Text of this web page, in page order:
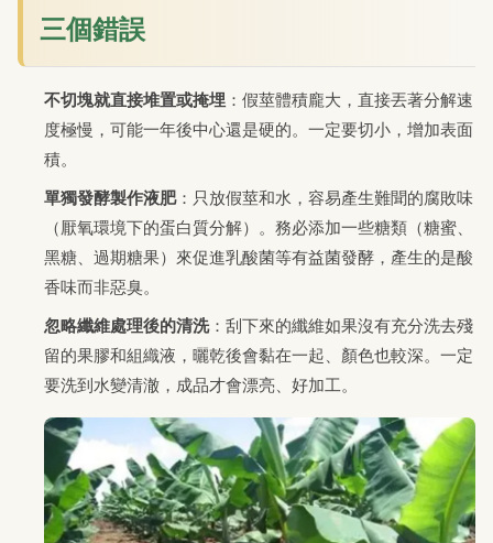
三個錯誤
不切塊就直接堆置或掩埋 ：假莖體積龐大，直接丟著分解速
度極慢，可能一年後中心還是硬的。一定要切小，增加表面
積。
單獨發酵製作液肥：只放假莖和水，容易產生難聞的腐敗味
（厭氧環境下的蛋白質分解）。務必添加一些糖類（糖蜜、
黑糖、過期糖果）來促進乳酸菌等有益菌發酵，產生的是酸
香味而非惡臭。
忽略纖維處理後的清洗：刮下來的纖維如果沒有充分洗去殘
留的果膠和組織液，曬乾後會黏在一起、顏色也較深。一定
要洗到水變清澈，成品才會漂亮、好加工。